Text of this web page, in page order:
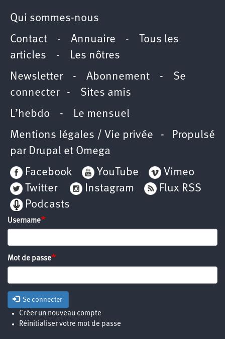
Qui sommes-nous
Contact - Annuaire -
Tous les
articles - Les nôtres
Newsletter- Abonnement - Se
connecter- Sites amis
L’hebdo - Le mensuel
Mentions légales / Vie privée - Propulsé
par Drupal et Omega
Facebook
YouTube
Vimeo
Twitter
Instagram
Flux RSS
Podcasts
Username
Mot de passe
Se connecter
Créer un nouveau compte
Réinitialiser votre mot de passe